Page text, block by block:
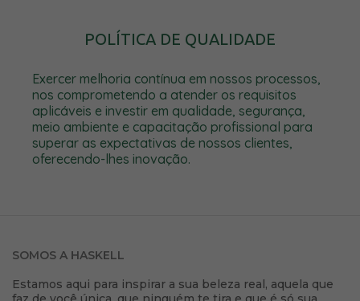
POLÍTICA DE QUALIDADE
Exercer melhoria contínua em nossos processos,
nos comprometendo a atender os requisitos
aplicáveis e investir em qualidade, segurança,
meio ambiente e capacitação profissional para
superar as expectativas de nossos clientes,
oferecendo-lhes inovação.
SOMOS A HASKELL
Estamos aqui para inspirar a sua beleza real, aquela que